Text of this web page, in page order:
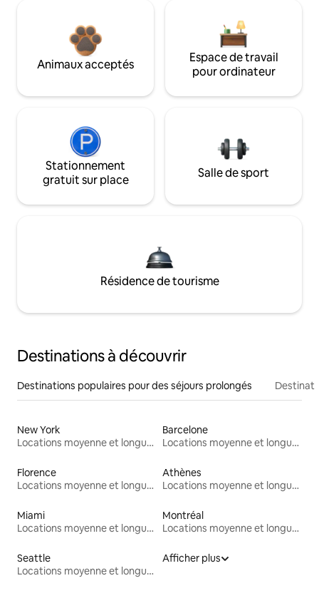
Animaux acceptés
Espace de travail
pour ordinateur
Stationnement
gratuit sur place
Salle de sport
Résidence de tourisme
Destinations à découvrir
Destinations populaires pour des séjours prolongés
New York
Locations moyenne et longue durée
Barcelone
Locations moyenne et longue durée
Florence
Locations moyenne et longue durée
Athènes
Locations moyenne et longue durée
Miami
Locations moyenne et longue durée
Montréal
Locations moyenne et longue durée
Seattle
Locations moyenne et longue durée
Afficher plus